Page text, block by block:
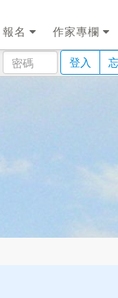
報名
作家專欄
密
碼
登入